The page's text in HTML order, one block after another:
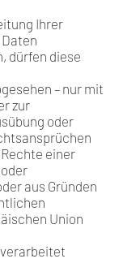
Ihrer
dürfen diese
– nur mit
zur
oder
einer
aus Gründen
Union